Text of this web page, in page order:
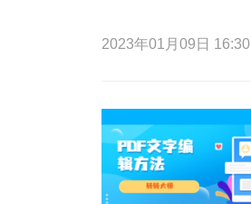
2023年01月09日 16:30